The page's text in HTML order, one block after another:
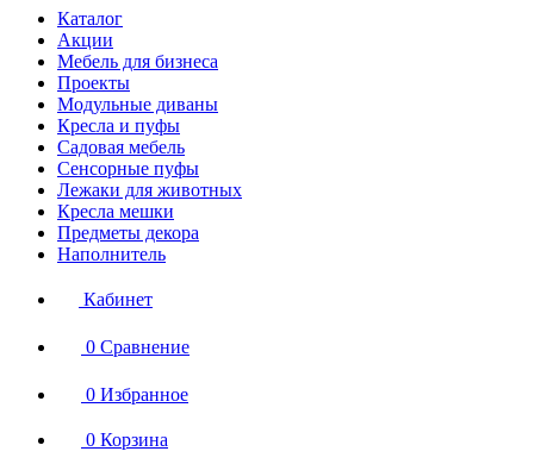
Каталог
Акции
Мебель для бизнеса
Проекты
Модульные диваны
Кресла и пуфы
Садовая мебель
Сенсорные пуфы
Лежаки для животных
Кресла мешки
Предметы декора
Наполнитель
Кабинет
0 Сравнение
0 Избранное
0 Корзина